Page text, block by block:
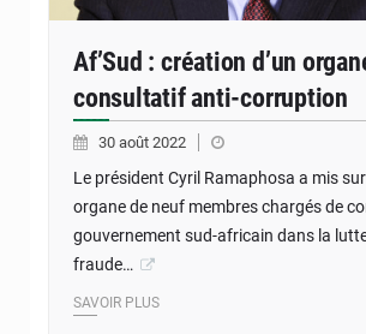
Af’Sud : création d’un
consultatif anti-corruption
30 août 2022
Le président Cyril Ramaphosa a mis
organe de neuf membres chargés de
gouvernement sud-africain dans la
fraude…
SAVOIR PLUS